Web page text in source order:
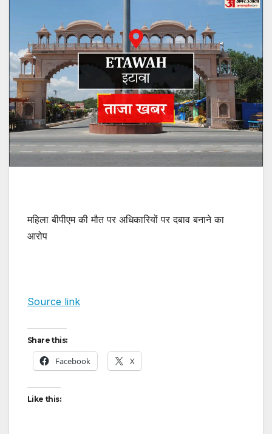
महिला बीपीएम की मौत पर अधिकारियों पर दबाव बनाने का
आरोप
Source link
Share this:
Facebook X
Like this: